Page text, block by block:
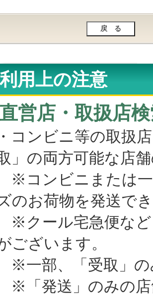
用上の注意
直営店・取扱店
コンビニ等の取扱
」の両方可能な店
ンビニまたは一
のお荷物を発送で
ール宅急便など
ございます。
部、「受取」の
発送」のみの店